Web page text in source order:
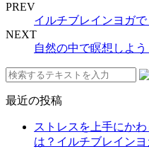
PREV
イルチブレインヨガ
NEXT
自然の中で瞑想しよ
最近の投稿
ストレスを上手にか
は？イルチブレイン